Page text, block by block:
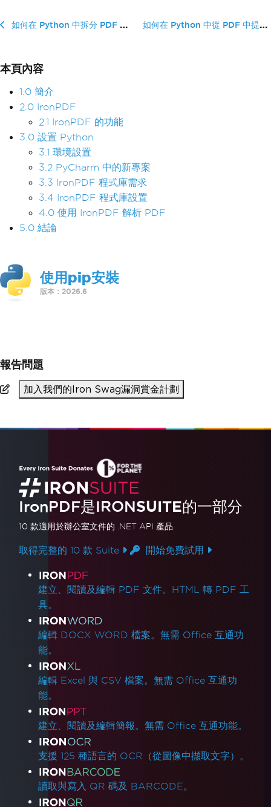
如何在 Python 中拆分 PDF 文件 如何在 Python 中從 PDF 中提�...
本頁內容
1.0 簡介
2.0 IronPDF
2.1 IronPDF 的功能
3.0 設置 Python
3.1 環境設置
3.2 PyCharm 中的新專案
3.3 IronPDF 程式庫需求
3.4 IronPDF 程式庫設置
4.0 使用 IronPDF 解析 PDF
5.0 結論
使用pip安裝
版本：2026.6
報告問題
加入我們的Iron Swag漏洞賞金計劃
IronPDF是IRONSUITE的一部分
10 款適用於辦公室文件的 .NET API 產品
取得完整的 10 款 Suite 開始免費試用
產品連結
建立、閱讀及編輯 PDF 文件。HTML 轉 PDF 工
具。
編輯 DOCX WORD 檔案。無需 Office 互通功
能。
編輯 Excel 與 CSV 檔案。無需 Office 互通功
能。
建立、閱讀及編輯簡報。無需 Office 互通功能。
支援 125 種語言的 OCR（從圖像中擷取文字）。
讀取與寫入 QR 碼及 BARCODE。